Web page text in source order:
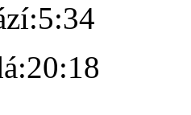
5:34
20:18